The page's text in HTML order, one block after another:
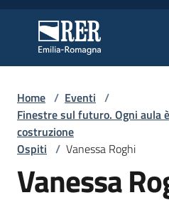
Regione Emilia-
Regione Emilia-Romagna
Regione
Novità
Home / Eventi /
Finestre sul futuro. Ogni aula
costruzione
Ospiti / Vanessa Roghi
Vanessa